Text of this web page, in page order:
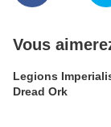
Vous
Legions
Dread Ork